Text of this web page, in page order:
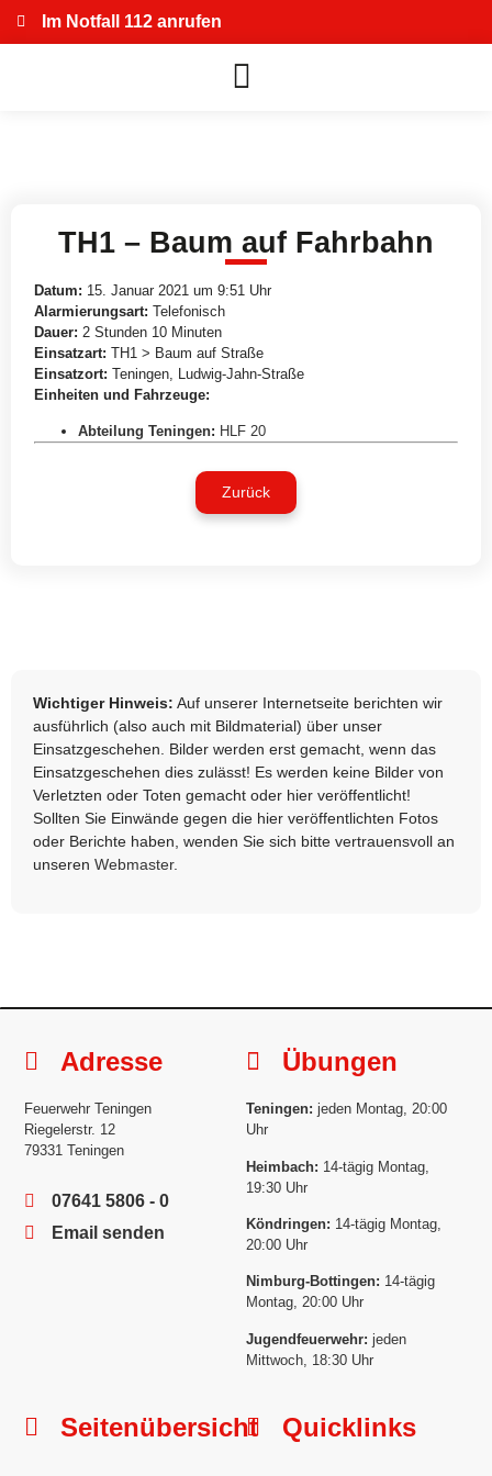
Im Notfall 112 anrufen
TH1 – Baum auf Fahrbahn
Datum: 15. Januar 2021 um 9:51 Uhr
Alarmierungsart: Telefonisch
Dauer: 2 Stunden 10 Minuten
Einsatzart: TH1 > Baum auf Straße
Einsatzort: Teningen, Ludwig-Jahn-Straße
Einheiten und Fahrzeuge:
Abteilung Teningen: HLF 20
Zurück
Wichtiger Hinweis: Auf unserer Internetseite berichten wir
ausführlich (also auch mit Bildmaterial) über unser
Einsatzgeschehen. Bilder werden erst gemacht, wenn das
Einsatzgeschehen dies zulässt! Es werden keine Bilder von
Verletzten oder Toten gemacht oder hier veröffentlicht!
Sollten Sie Einwände gegen die hier veröffentlichten Fotos
oder Berichte haben, wenden Sie sich bitte vertrauensvoll an
unseren Webmaster.
Adresse
Feuerwehr Teningen
Riegelerstr. 12
79331 Teningen
07641 5806 - 0
Email senden
Übungen
Teningen: jeden Montag, 20:00
Uhr
Heimbach: 14-tägig Montag,
19:30 Uhr
Köndringen: 14-tägig Montag,
20:00 Uhr
Nimburg-Bottingen: 14-tägig
Montag, 20:00 Uhr
Jugendfeuerwehr: jeden
Mittwoch, 18:30 Uhr
Seitenübersicht Quicklinks